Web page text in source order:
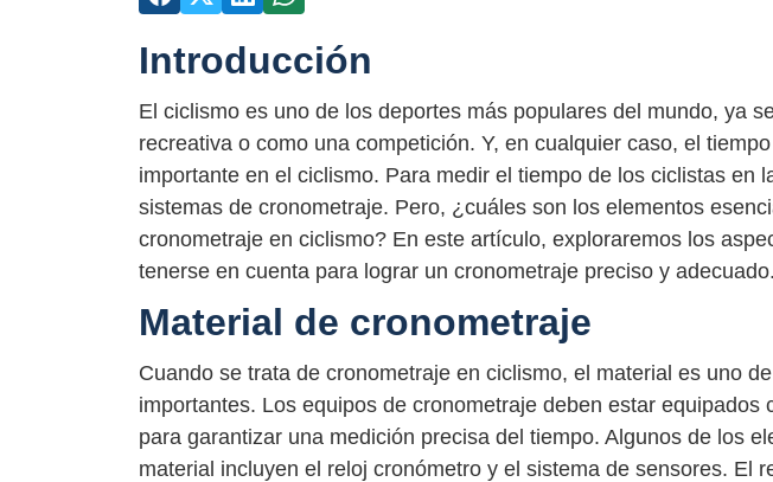
Introducción
El ciclismo es uno de los deportes más populares del mundo, ya
recreativa o como una competición. Y, en cualquier caso, el
importante en el ciclismo. Para medir el tiempo de los ciclistas en
sistemas de cronometraje. Pero, ¿cuáles son los elementos
cronometraje en ciclismo? En este artículo, exploraremos los
tenerse en cuenta para lograr un cronometraje preciso y adecuado.
Material de cronometraje
Cuando se trata de cronometraje en ciclismo, el material es uno
importantes. Los equipos de cronometraje deben estar equipados
para garantizar una medición precisa del tiempo. Algunos de los
material incluyen el reloj cronómetro y el sistema de sensores. El